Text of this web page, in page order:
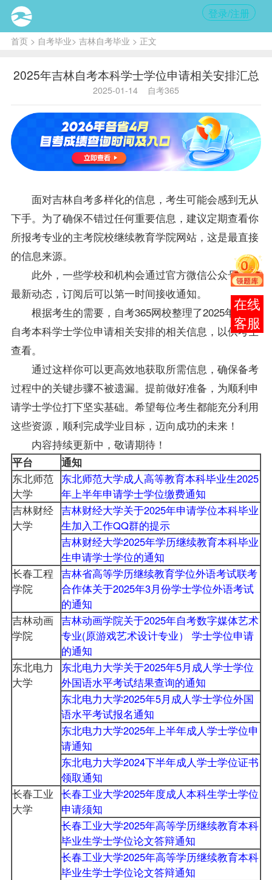
登录/注册
首页> 自考毕业> 吉林自考毕业 > 正文
2025年吉林自考本科学士学位申请相关安排汇总
2025-01-14 自考365
面对吉林自考多样化的信息，考生可能会感到无从
下手。为了确保不错过任何重要信息，建议定期查看你
所报考专业的主考院校继续教育学院网站，这是最直接
的信息来源。
此外，一些学校和机构会通过官方微信公众号发布
最新动态，订阅后可以第一时间接收通知。
根据考生的需要，自考365网校整理了2025年吉林
自考本科学士学位申请相关安排的相关信息，以供考生
查看。
通过这样你可以更高效地获取所需信息，确保备考
过程中的关键步骤不被遗漏。提前做好准备，为顺利申
请学士学位打下坚实基础。希望每位考生都能充分利用
这些资源，顺利完成学业目标，迈向成功的未来！
内容持续更新中，敬请期待！
平台
通知
东北师范
大学
东北师范大学成人高等教育本科毕业生2025
年上半年申请学士学位缴费通知
吉林财经
大学
吉林财经大学关于2025年申请学位本科毕业
生加入工作QQ群的提示
吉林财经大学2025年学历继续教育本科毕业
生申请学士学位的通知
长春工程
学院
吉林省高等学历继续教育学位外语考试联考
合作体关于2025年3月份学士学位外语考试
的通知
吉林动画
学院
吉林动画学院关于2025年自考数字媒体艺术
专业(原游戏艺术设计专业） 学士学位申请
的通知
东北电力
大学
东北电力大学关于2025年5月成人学士学位
外国语水平考试结果查询的通知
东北电力大学2025年5月成人学士学位外国
语水平考试报名通知
东北电力大学2025年上半年成人学士学位申
请通知
东北电力大学2024下半年成人学士学位证书
领取通知
长春工业
大学
长春工业大学2025年度成人本科生学士学位
申请须知
长春工业大学2025年高等学历继续教育本科
毕业生学士学位论文答辩通知
长春工业大学2025年高等学历继续教育本科
毕业生学士学位论文答辩通知
报考
咨询